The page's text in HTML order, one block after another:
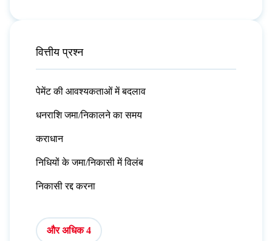
वित्तीय प्रश्न
पेमेंट की आवश्यकताओं में बदलाव
धनराशि जमा/निकालने का समय
कराधान
निधियों के जमा/निकासी में विलंब
निकासी रद्द करना
और अधिक 4